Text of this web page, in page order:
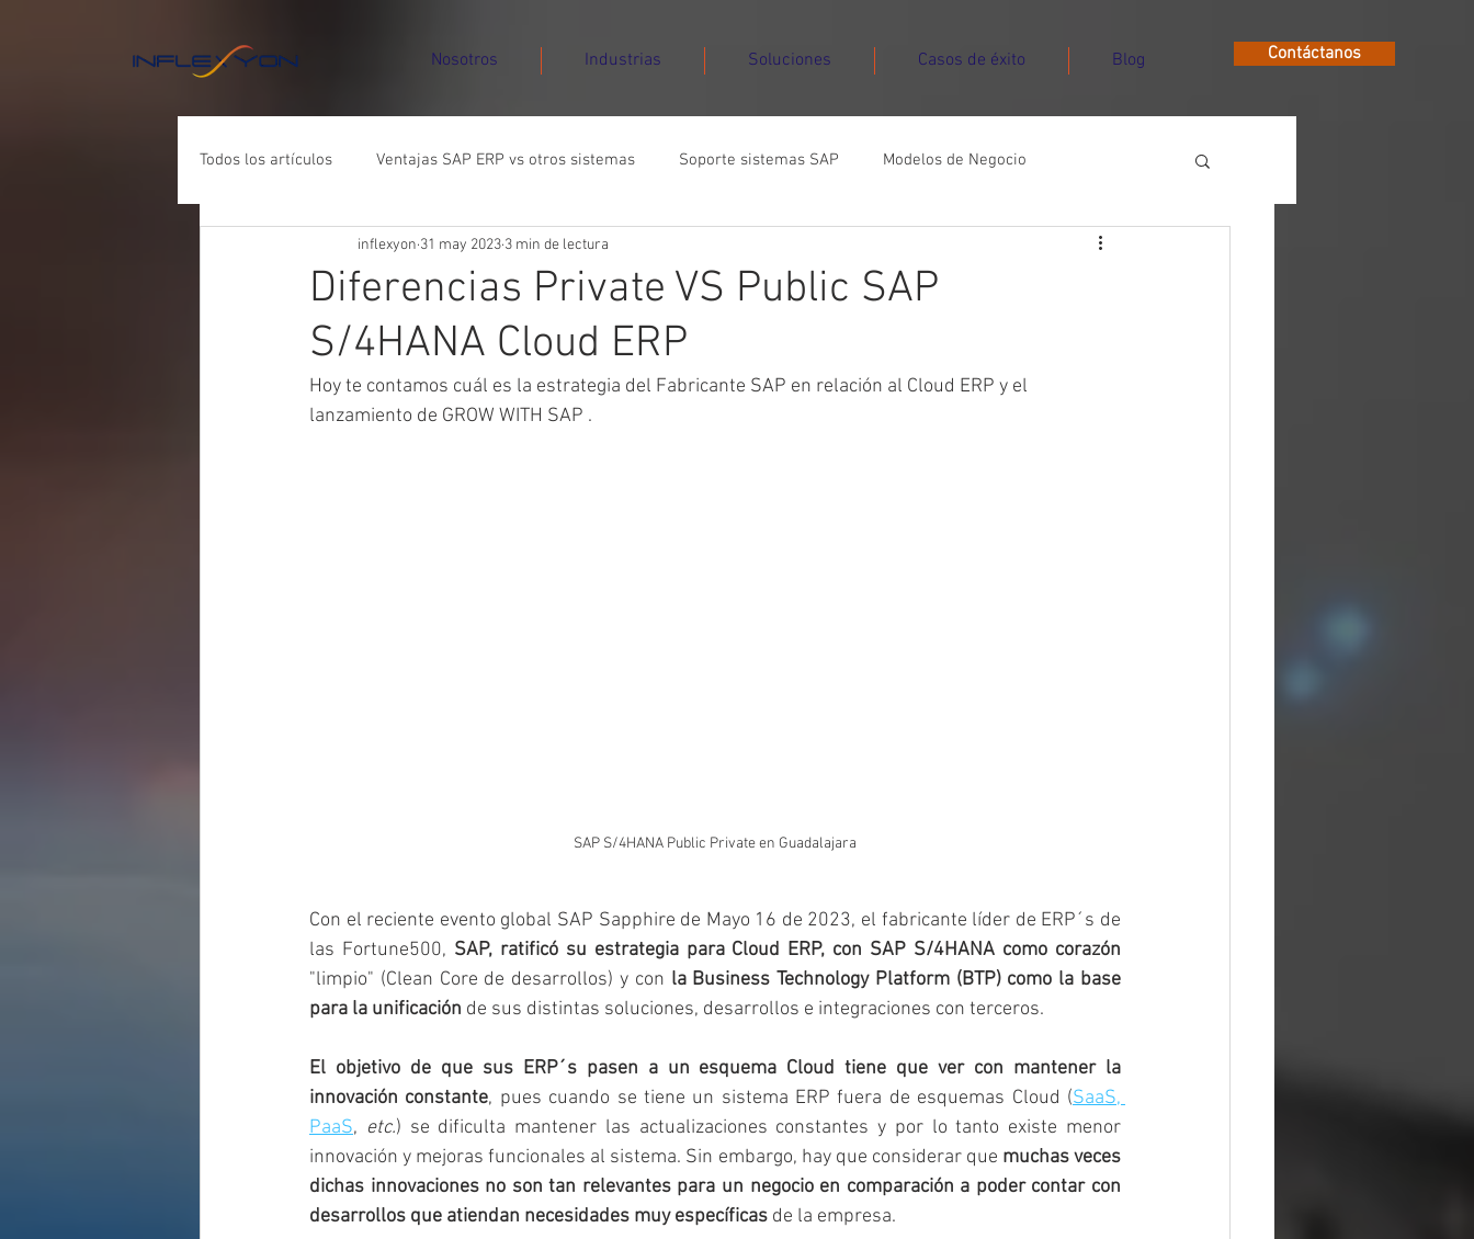
Nosotros Industrias Soluciones Casos de éxito Blog Contáctanos
Todos los artículos Ventajas SAP ERP vs otros sistemas Soporte sistemas SAP Modelos de Negocio
Ventajas Odoo ERP vs Otros sistemas
Diferencias Private VS Public SAP
S/4HANA Cloud ERP
inflexyon 31 may 2023 3 min de lectura
Hoy te contamos cuál es la estrategia del Fabricante SAP en relación al Cloud ERP y el
lanzamiento de GROW WITH SAP .
SAP S/4HANA Public Private en Guadalajara
Con el reciente evento global SAP Sapphire de Mayo 16 de 2023, el fabricante líder de ERP´s de
las Fortune500, SAP, ratificó su estrategia para Cloud ERP, con SAP S/4HANA como corazón
"limpio" (Clean Core de desarrollos) y con la Business Technology Platform (BTP) como la base
para la unificación de sus distintas soluciones, desarrollos e integraciones con terceros.
El objetivo de que sus ERP´s pasen a un esquema Cloud tiene que ver con mantener la
innovación constante, pues cuando se tiene un sistema ERP fuera de esquemas Cloud (SaaS,
PaaS, etc.) se dificulta mantener las actualizaciones constantes y por lo tanto existe menor
innovación y mejoras funcionales al sistema. Sin embargo, hay que considerar que muchas veces
dichas innovaciones no son tan relevantes para un negocio en comparación a poder contar con
desarrollos que atiendan necesidades muy específicas de la empresa.